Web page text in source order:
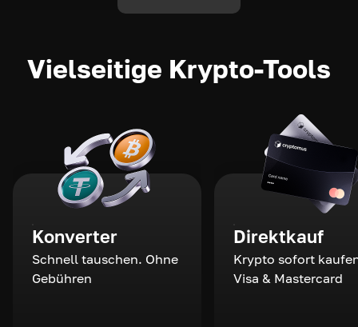
Vielseitige Krypto-Tools
Konverter
Schnell tauschen. Ohne
Gebühren
Direktkauf
Krypto sofort
Visa & Mastercard